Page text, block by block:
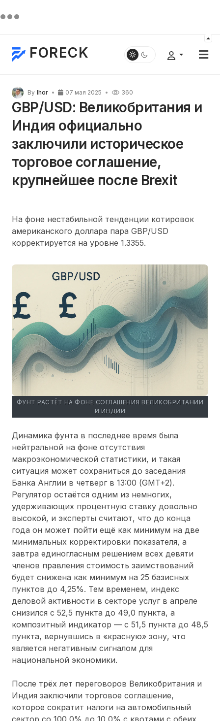
FORECK
By Ihor 07 мая 2025 360
GBP/USD: Великобритания и
Индия официально
заключили историческое
торговое соглашение,
крупнейшее после Brexit
На фоне нестабильной тенденции котировок
американского доллара пара GBP/USD
корректируется на уровне 1.3355.
ФУНТ РАСТЁТ НА ФОНЕ СОГЛАШЕНИЯ ВЕЛИКОБРИТАНИИ
И ИНДИИ
Динамика фунта в последнее время была
нейтральной на фоне отсутствия
макроэкономической статистики, и такая
ситуация может сохраниться до заседания
Банка Англии в четверг в 13:00 (GMT+2).
Регулятор остаётся одним из немногих,
удерживающих процентную ставку довольно
высокой, и эксперты считают, что до конца
года он может пойти ещё как минимум на две
минимальных корректировки показателя, а
завтра единогласным решением всех девяти
членов правления стоимость заимствований
будет снижена как минимум на 25 базисных
пунктов до 4,25%. Тем временем, индекс
деловой активности в секторе услуг в апреле
снизился с 52,5 пункта до 49,0 пункта, а
композитный индикатор — с 51,5 пункта до 48,5
пункта, вернувшись в «красную» зону, что
является негативным сигналом для
национальной экономики.
После трёх лет переговоров Великобритания и
Индия заключили торговое соглашение,
которое сократит налоги на автомобильный
сектор со 100,0% до 10,0% с квотами с обеих